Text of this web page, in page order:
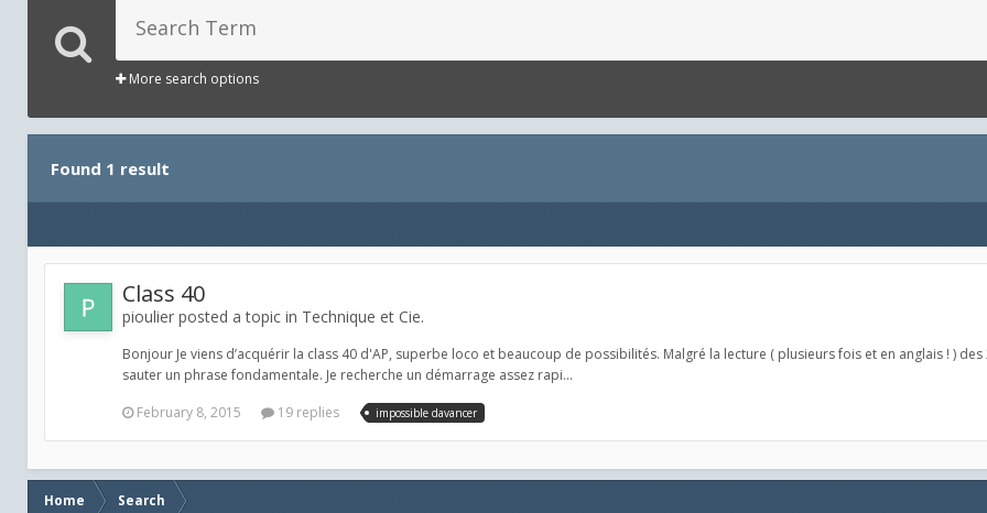
More search options
Found 1 result
Class 40
pioulier posted a topic in Technique et Cie.
Bonjour Je viens d’acquérir la class 40 d'AP, superbe loco et beaucoup de possibilités. Malgré la lecture ( plusieurs fois et en anglais ! )
sauter un phrase fondamentale. Je recherche un démarrage assez rapi...
February 8, 2015
19 replies impossible davancer
Home Search